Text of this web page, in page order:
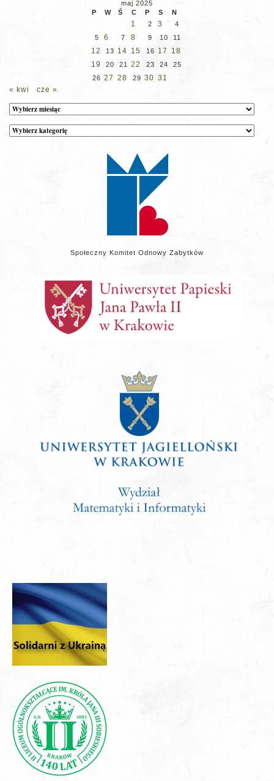
maj 2025
P
W Ś C P S N
1 2 3
4
5
6 7 8 9 10 11
12 13 14 15 16 17
18
19
20 21 22 23 24
25
26 27 28 29 30 31
« kwi
cze »
Archiwum
Kategorie
wpisów
Społeczny Komitet Odnowy Zabytków